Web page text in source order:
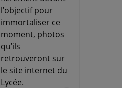
l’objectif pour
immortaliser ce
moment, photos
qu’ils
retrouveront sur
le site internet du
Lycée.